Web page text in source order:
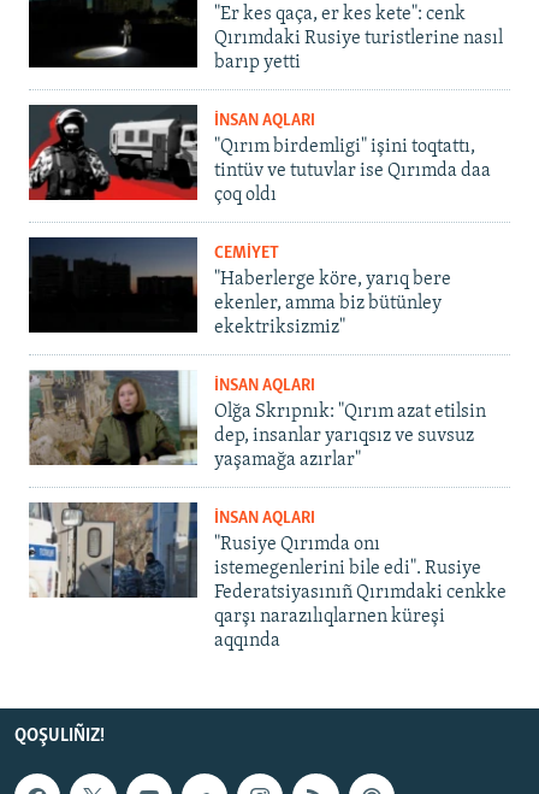
"Er kes qaça, er kes kete": cenk
Qırımdaki Rusiye turistlerine nasıl
barıp yetti
İNSAN AQLARI
"Qırım birdemligi" işini toqtattı,
tintüv ve tutuvlar ise Qırımda daa
çoq oldı
CEMİYET
"Haberlerge köre, yarıq bere
ekenler, amma biz bütünley
ekektriksizmiz"
İNSAN AQLARI
Olğa Skrıpnık: "Qırım azat etilsin
dep, insanlar yarıqsız ve suvsuz
yaşamağa azırlar"
İNSAN AQLARI
"Rusiye Qırımda onı
istemegenlerini bile edi". Rusiye
Federatsiyasınıñ Qırımdaki cenkke
qarşı narazılıqlarnen küreşi
aqqında
QOŞULIÑIZ!